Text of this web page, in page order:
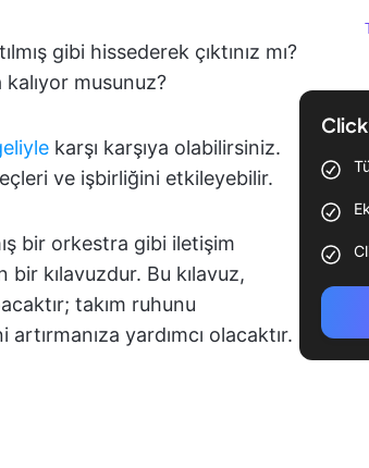
gibi hissederek çıktınız mı?
kalıyor musunuz?
karşı karşıya olabilirsiniz.
ve işbirliğini etkileyebilir.
bir orkestra gibi iletişim
bir kılavuzdur. Bu kılavuz,
takım ruhunu
yardımcı olacaktır.